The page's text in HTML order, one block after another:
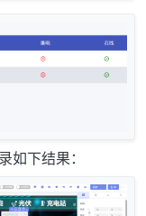
如下结果：